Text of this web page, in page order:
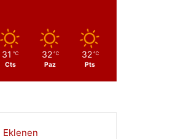
31 ℃
Cts
32 ℃
Paz
32 ℃
Pts
Eklenen